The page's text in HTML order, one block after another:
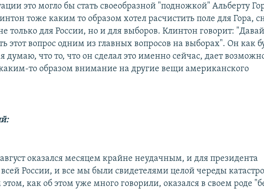
это могло бы стать своеобразной "подножкой" Альберту
тоже каким то образом хотел расчистить поле для Гора,
только для России, но и для выборов. Клинтон говорит:
этот вопрос одним из главных вопросов на выборах". Он как
думаю, что то, что он сделал это именно сейчас, дает
то образом внимание на другие вещи американского
оказался месяцем крайне неудачным, и для президента
России, и все мы были свидетелями целой череды
как об этом уже много говорили, оказался в своем роде